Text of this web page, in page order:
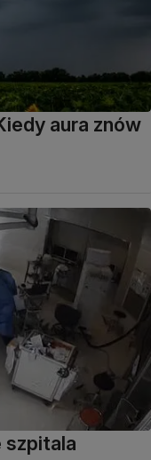
aura znów
szpitala